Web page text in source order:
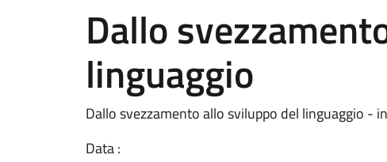
Dallo
linguaggio
Dallo svezzamento allo sviluppo del linguaggio -
Data :